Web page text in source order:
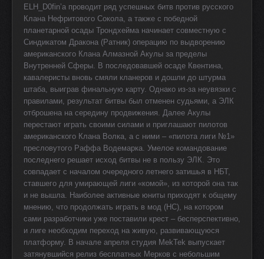
ELH_D0fin’а проводит ряд успешных битв против русского
Клана Нефритового Сокола, а также с победной
планетарной осады Трондхейма начинает совместную с
Синдикатом Дракона (Ратник) операцию по выдворению
американского Клана Алмазной Акулы за пределы
Внутренней Сферы. В последовавшей осаде Квентина,
кавалеристы вновь смяли кланеров и дошли до штурма
штаба, выиграв финальную карту. Однако из-за неувязки с
правилами, результат битвы был отменен судьями, а ЭЛК
отброшена на середину продвижения. Далее Акулы
перестают играть своими силами и приглашают пилотов
американского Клана Волка, а с ними – «пилота лиги №1»
пресловутого Раффа Водемарка. Умелое командование
последнего решает исход битвы не в пользу ЭЛК. Это
совпадает с началом очередного летнего затишья в НБТ,
ставшего для умирающей лиги «комой», из которой она так
и не вышла. Наиболее активные юниты приходят к общему
мнению, что продолжать играть в мод (HC), на котором
сами разработчики уже поставили крест – бесперспективно,
и лиге необходим переход на живую, развивающуюся
платформу. В начале апреля студия MekTek выпускает
затянувшийся релиз бесплатных Мерков с небольшим